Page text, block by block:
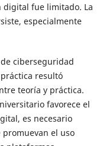
digital fue limitado. La
especialmente
ciberseguridad
resultó
teoría y práctica.
favorece el
es necesario
el uso